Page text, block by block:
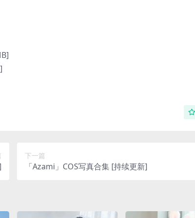
下一篇
「Azami」COS写真合集 [持续更新]